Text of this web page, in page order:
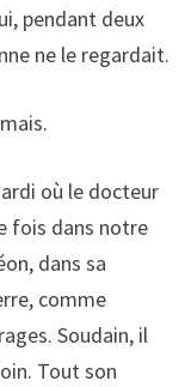
pendant deux
ne le regardait.
où le docteur
fois dans notre
dans sa
comme
Soudain, il
Tout son